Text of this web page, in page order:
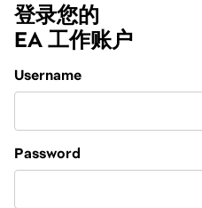
登录您的
EA 工作账户
Login
Username
Password